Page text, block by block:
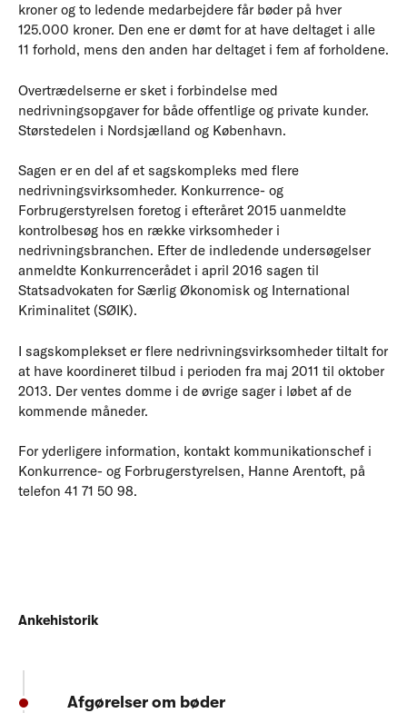
kroner og to ledende medarbejdere får bøder på hver
125.000 kroner. Den ene er dømt for at have deltaget i alle
11 forhold, mens den anden har deltaget i fem af forholdene.
Overtrædelserne er sket i forbindelse med
nedrivningsopgaver for både offentlige og private kunder.
Størstedelen i Nordsjælland og København.
Sagen er en del af et sagskompleks med flere
nedrivningsvirksomheder. Konkurrence- og
Forbrugerstyrelsen foretog i efteråret 2015 uanmeldte
kontrolbesøg hos en række virksomheder i
nedrivningsbranchen. Efter de indledende undersøgelser
anmeldte Konkurrencerådet i april 2016 sagen til
Statsadvokaten for Særlig Økonomisk og International
Kriminalitet (SØIK).
I sagskomplekset er flere nedrivningsvirksomheder tiltalt for
at have koordineret tilbud i perioden fra maj 2011 til oktober
2013. Der ventes domme i de øvrige sager i løbet af de
kommende måneder.
For yderligere information, kontakt kommunikationschef i
Konkurrence- og Forbrugerstyrelsen, Hanne Arentoft, på
telefon 41 71 50 98.
Ankehistorik
Afgørelser om bøder